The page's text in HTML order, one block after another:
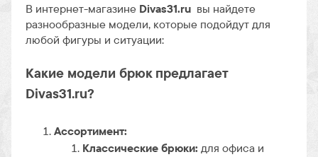
В интернет-магазине Divas31.ru вы найдете
разнообразные модели, которые подойдут для
любой фигуры и ситуации:
Какие модели брюк предлагает
Divas31.ru?
Ассортимент:
Классические брюки: для офиса и